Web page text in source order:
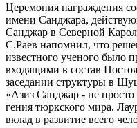
Церемония награждения
имени Санджара,
Санджар в Северной
С.Раев напомнил, что
известного ученого было
входящими в состав
заседании структуры в
«Азиз Санджар - не
гения тюркского мира.
вклад в развитие всего